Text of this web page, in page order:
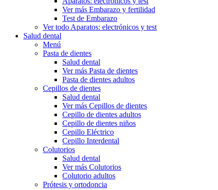
Ver más Embarazo y fertilidad
Test de Embarazo
Ver todo Aparatos: electrónicos y test
Salud dental
Menú
Pasta de dientes
Salud dental
Ver más Pasta de dientes
Pasta de dientes adultos
Cepillos de dientes
Salud dental
Ver más Cepillos de dientes
Cepillo de dientes adultos
Cepillo de dientes niños
Cepillo Eléctrico
Cepillo Interdental
Colutorios
Salud dental
Ver más Colutorios
Colutorio adultos
Prótesis y ortodoncia